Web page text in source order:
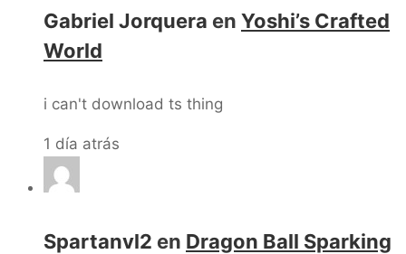
Gabriel Jorquera en Yoshi’s Crafted
World
i can't download ts thing
1 día atrás
Spartanvl2 en Dragon Ball Sparking